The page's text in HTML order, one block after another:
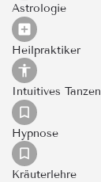
Astrologie
Heilpraktiker
Intuitives Tanzen
Hypnose
Kräuterlehre